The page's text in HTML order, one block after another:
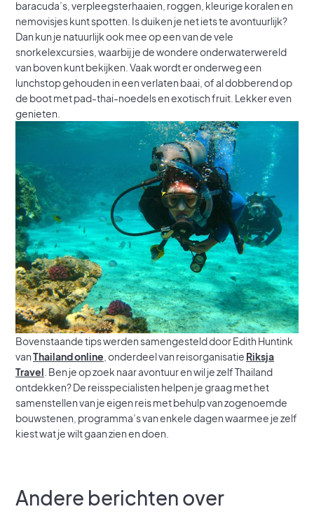
baracuda’s, verpleegsterhaaien, roggen, kleurige koralen en
nemovisjes kunt spotten. Is duiken je net iets te avontuurlijk?
Dan kun je natuurlijk ook mee op een van de vele
snorkelexcursies, waarbij je de wondere onderwaterwereld
van boven kunt bekijken. Vaak wordt er onderweg een
lunchstop gehouden in een verlaten baai, of al dobberend op
de boot met pad-thai-noedels en exotisch fruit. Lekker even
genieten.
Bovenstaande tips werden samengesteld door Edith Huntink
vanThailandonline , onderdeel van reisorganisatie Riksja
Travel . Ben je op zoek naar avontuur en wil je zelf Thailand
ontdekken? De reisspecialisten helpen je graag met het
samenstellen van je eigen reis met behulp van zogenoemde
bouwstenen, programma’s van enkele dagen waarmee je zelf
kiest wat je wilt gaan zien en doen.
Andere berichten over